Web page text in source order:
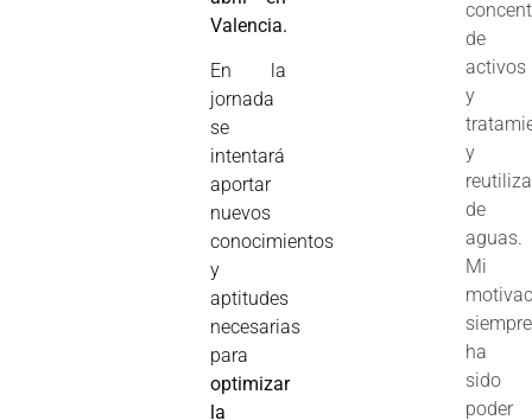
Valencia.
En la
jornada
se
intentará
aportar
nuevos
conocimientos
y
aptitudes
necesarias
para
optimizar
la
de
activos
y
y
de
aguas.
Mi
siempre
ha
sido
poder